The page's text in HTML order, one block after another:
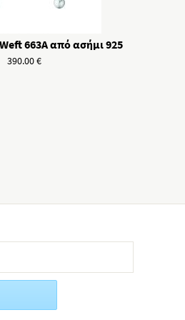
663A από ασήμι 925
390.00€